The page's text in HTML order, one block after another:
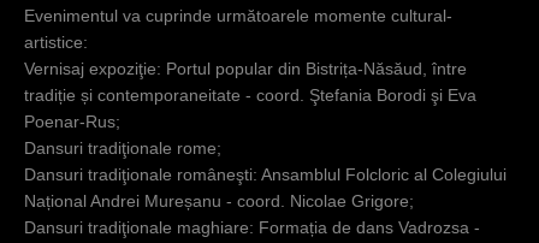
Evenimentul va cuprinde următoarele momente cultural-
artistice:
Vernisaj expoziţie: Portul popular din Bistrița-Năsăud, între
tradiție și contemporaneitate - coord. Ştefania Borodi şi Eva
Poenar-Rus;
Dansuri tradiţionale rome;
Dansuri tradiţionale româneşti: Ansamblul Folcloric al Colegiului
Național Andrei Mureșanu - coord. Nicolae Grigore;
Dansuri tradiţionale maghiare: Formația de dans Vadrozsa -